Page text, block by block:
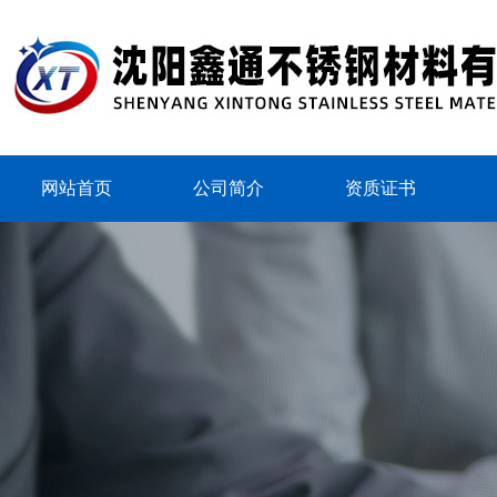
网站首页 公司简介 资质证书